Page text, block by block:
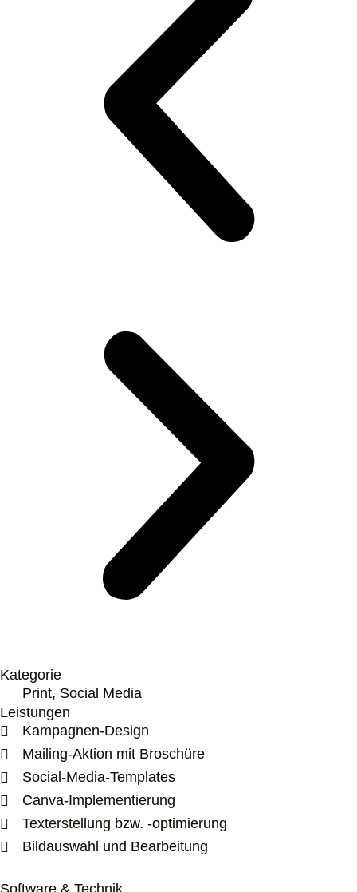
Kategorie
Print, Social Media
Leistungen
Kampagnen-Design
Mailing-Aktion mit Broschüre
Social-Media-Templates
Canva-Implementierung
Texterstellung bzw. -optimierung
Bildauswahl und Bearbeitung